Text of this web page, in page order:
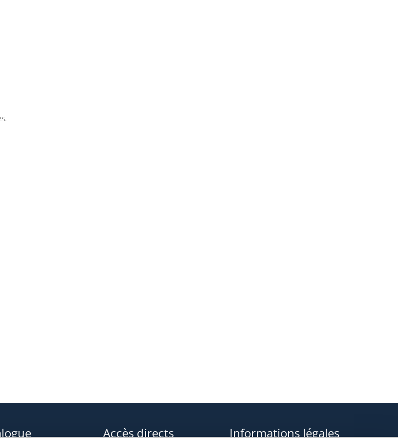
Accès directs Informations légales